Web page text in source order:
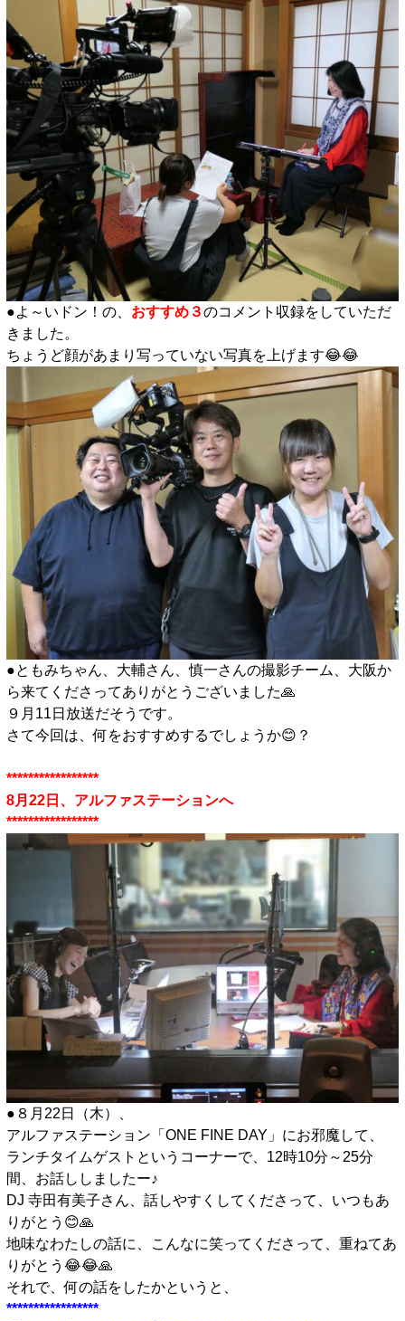
●よ～いドン！の、 おすすめ３のコメント収録をしていただ
きました。
ちょうど顔があまり写っていない写真を上げます😂😂
●ともみちゃん、大輔さん、慎一さんの撮影チーム、大阪か
ら来てくださってありがとうございました🙏
９月11日放送だそうです。
さて今回は、何をおすすめするでしょうか😊？
*****************
8月22日、アルファステーションへ
*****************
●８月22日（木）、
アルファステーション「ONE FINE DAY」にお邪魔して、
ランチタイムゲストというコーナーで、12時10分～25分
間、お話ししましたー♪
DJ 寺田有美子さん、話しやすくしてくださって、いつもあ
りがとう😊🙏
地味なわたしの話に、こんなに笑ってくださって、重ねてあ
りがとう😂😂🙏
それで、何の話をしたかというと、
*****************